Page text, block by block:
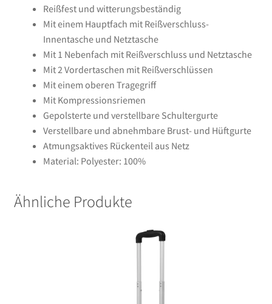
Reißfest und witterungsbeständig
Mit einem Hauptfach mit Reißverschluss-
Innentasche und Netztasche
Mit 1 Nebenfach mit Reißverschluss und Netztasche
Mit 2 Vordertaschen mit Reißverschlüssen
Mit einem oberen Tragegriff
Mit Kompressionsriemen
Gepolsterte und verstellbare Schultergurte
Verstellbare und abnehmbare Brust- und Hüftgurte
Atmungsaktives Rückenteil aus Netz
Material: Polyester: 100%
Ähnliche Produkte